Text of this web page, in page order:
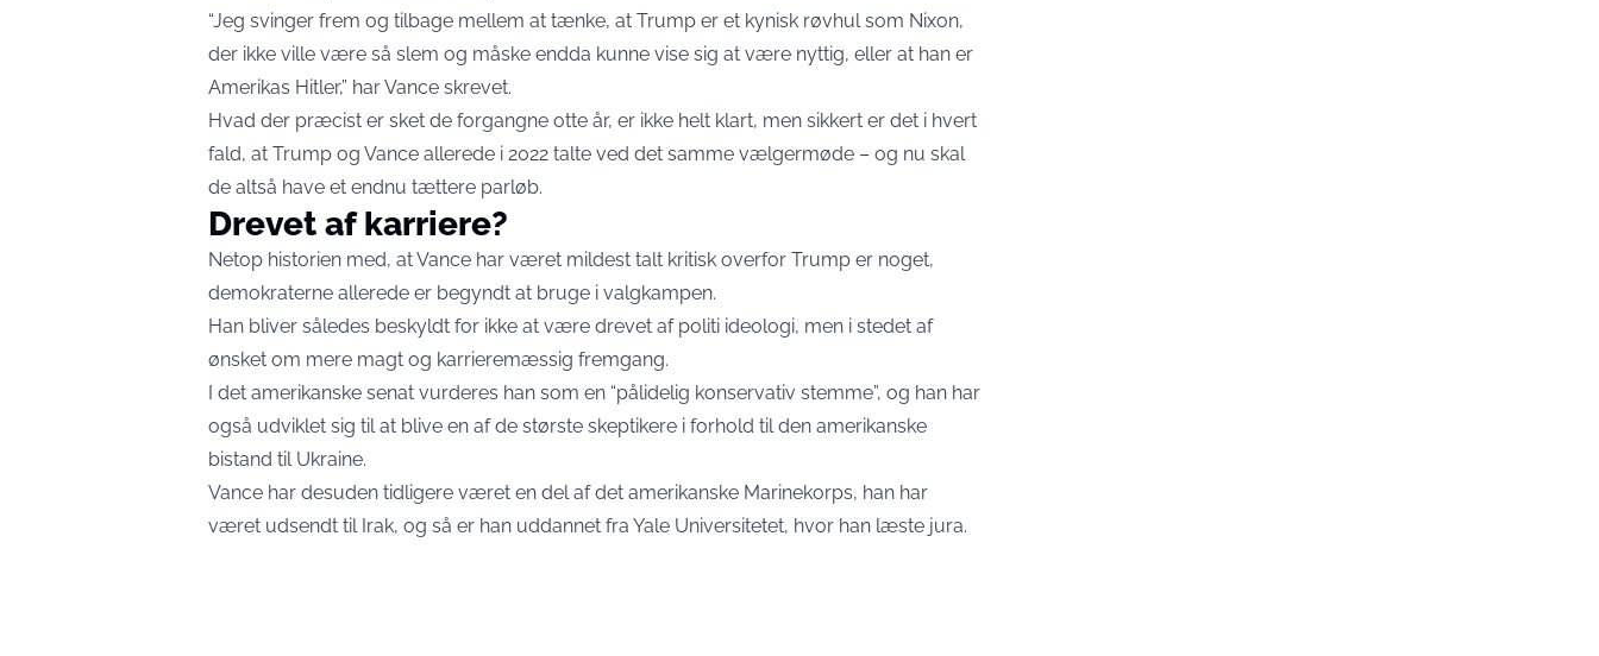
“Jeg svinger frem og tilbage mellem at tænke, at Trump er et kynisk røvhul som Nixon,
der ikke ville være så slem og måske endda kunne vise sig at være nyttig, eller at han er
Amerikas Hitler,” har Vance skrevet.
Hvad der præcist er sket de forgangne otte år, er ikke helt klart, men sikkert er det i hvert
fald, at Trump og Vance allerede i 2022 talte ved det samme vælgermøde – og nu skal
de altså have et endnu tættere parløb.
Drevet af karriere?
Netop historien med, at Vance har været mildest talt kritisk overfor Trump er noget,
demokraterne allerede er begyndt at bruge i valgkampen.
Han bliver således beskyldt for ikke at være drevet af politi ideologi, men i stedet af
ønsket om mere magt og karrieremæssig fremgang.
I det amerikanske senat vurderes han som en “pålidelig konservativ stemme”, og han har
også udviklet sig til at blive en af de største skeptikere i forhold til den amerikanske
bistand til Ukraine.
Vance har desuden tidligere været en del af det amerikanske Marinekorps, han har
været udsendt til Irak, og så er han uddannet fra Yale Universitetet, hvor han læste jura.